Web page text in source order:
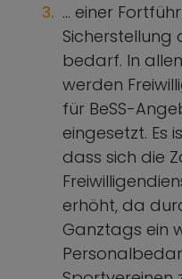
… einer
Sicherstellung
bedarf. In
werden
für BeSS-
eingesetzt. Es
dass sich die
erhöht, da
Ganztags ein